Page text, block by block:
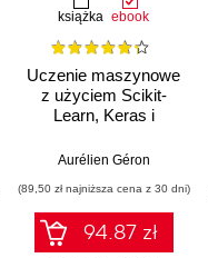
książka ebook
Uczenie maszynowe
z użyciem Scikit-
Learn, Keras i
III
Aurélien Géron
(89,50 zł najniższa cena z 30 dni)
94.87 zł